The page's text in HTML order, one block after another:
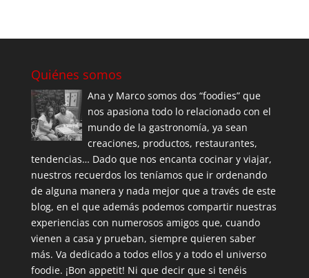
Quiénes somos
Ana y Marco somos dos “foodies” que
nos apasiona todo lo relacionado con el
mundo de la gastronomía, ya sean
creaciones, productos, restaurantes,
tendencias… Dado que nos encanta cocinar y viajar,
nuestros recuerdos los teníamos que ir ordenando
de alguna manera y nada mejor que a través de este
blog, en el que además podemos compartir nuestras
experiencias con numerosos amigos que, cuando
vienen a casa y prueban, siempre quieren saber
más. Va dedicado a todos ellos y a todo el universo
foodie. ¡Bon appetit! Ni que decir que si tenéis